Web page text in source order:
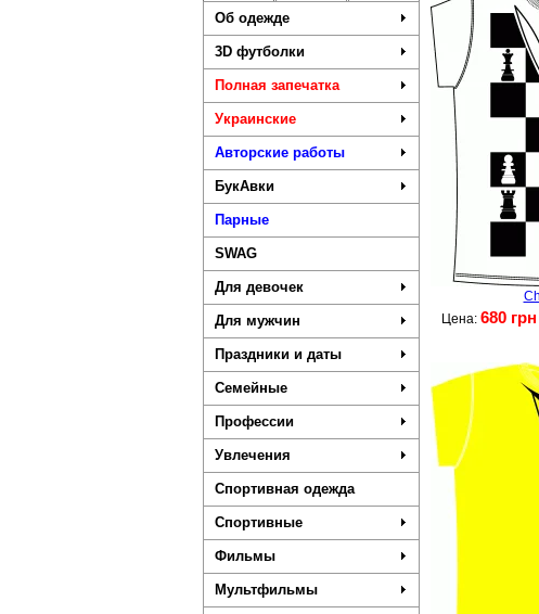
Об одежде
3D футболки
Полная запечатка
Украинские
Авторские работы
БукАвки
Парные
SWAG
Для девочек
Для мужчин
Праздники и даты
Семейные
Профессии
Увлечения
Спортивная одежда
Спортивные
Фильмы
Мультфильмы
Цена: 680 грн